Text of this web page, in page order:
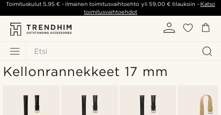
Etsi
Toimituskulut5,95 € - ilmainen toimitusvaihtoehto yli 59,00 €tilauksiin - Katso
toimitusvaihtoehdot
Kellonrannekkeet 17 mm